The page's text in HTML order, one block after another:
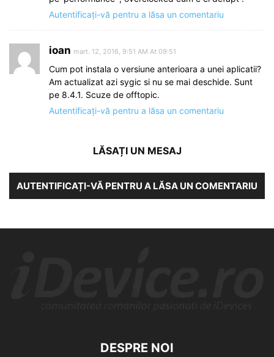
Autentificați-vă pentru a lăsa un comentariu
ioan mart. 12, 2016, 9:51 AM At 09:51
Cum pot instala o versiune anterioara a unei aplicatii?
Am actualizat azi sygic si nu se mai deschide. Sunt
pe 8.4.1. Scuze de offtopic.
Autentificați-vă pentru a lăsa un comentariu
LĂSAȚI UN MESAJ
AUTENTIFICAȚI-VĂ PENTRU A LĂSA UN COMENTARIU
DESPRE NOI